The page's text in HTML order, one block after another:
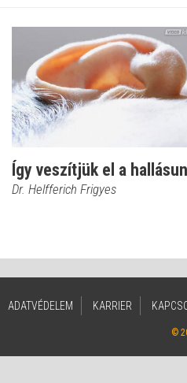
Így veszítjük el a
Dr. Helfferich Frigyes
ADATVÉDELEM KARRIER
©